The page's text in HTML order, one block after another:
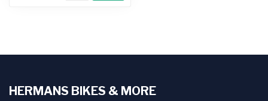
HERMANS BIKES & MORE